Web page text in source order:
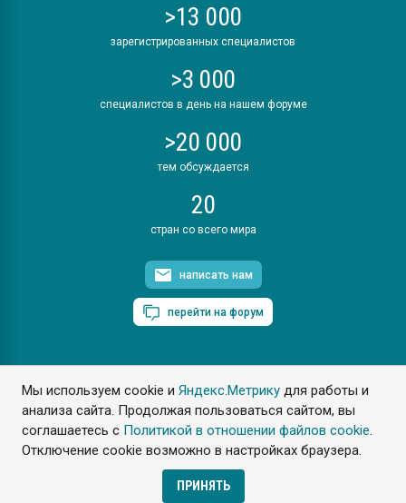
Мы используем cookie иЯндекс.Метрику для работы и
анализа сайта. Продолжая пользоваться сайтом, вы
соглашаетесь с Политикой в отношении файлов cookie.
Отключение cookie возможно в настройках браузера.
ПРИНЯТЬ
>13 000
зарегистрированных специалистов
>3 000
специалистов в день на нашем форуме
>20 000
тем обсуждается
20
стран со всего мира
написать нам
перейти на форум
ПластЭксперт © 2006. Все права защищены
Разрешается копирование материалов сайта с обязательной
ссылкой на www.e-plastic.ru
Разработка сайта